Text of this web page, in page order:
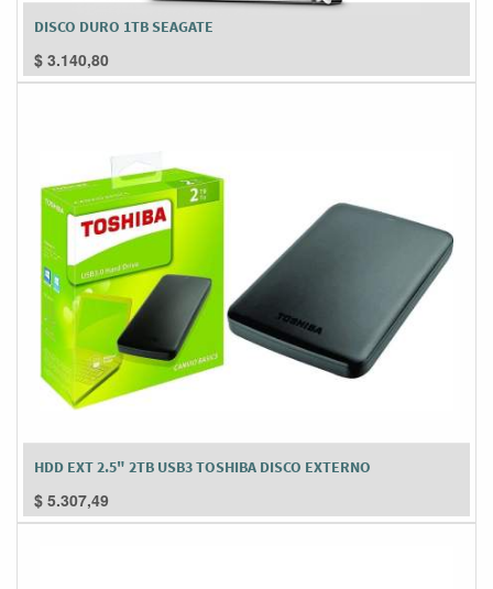
DISCO DURO 1TB SEAGATE
$ 3.140,80
HDD EXT 2.5" 2TB USB3 TOSHIBA DISCO EXTERNO
$ 5.307,49